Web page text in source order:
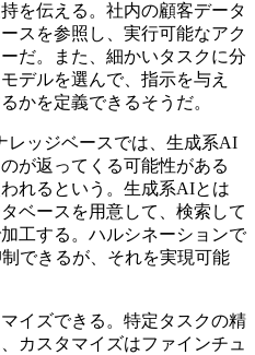
を伝える。社内の顧客データ
スを参照し、実行可能なアク
だ。また、細かいタスクに分
デルを選んで、指示を与え
かを定義できるそうだ。
レッジベースでは、生成系AI
が返ってくる可能性がある
れるという。生成系AIとは
ベースを用意して、検索して
工する。ハルシネーションで
できるが、それを実現可能
イズできる。特定タスクの精
カスタマイズはファインチュ